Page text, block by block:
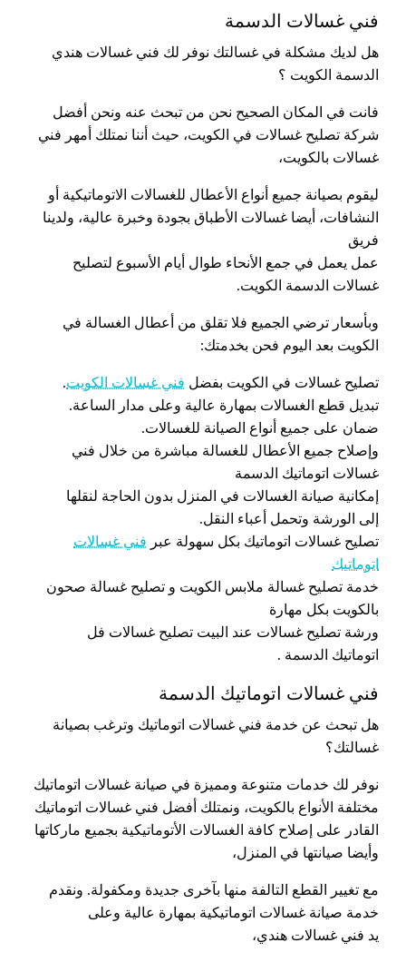
فني غسالات الدسمة
هل لديك مشكلة في غسالتك نوفر لك فني غسالات هندي
الدسمة الكويت ؟
فانت في المكان الصحيح نحن من تبحث عنه ونحن أفضل
شركة تصليح غسالات في الكويت، حيث أننا نمتلك أمهر فني
غسالات بالكويت،
ليقوم بصيانة جميع أنواع الأعطال للغسالات الاتوماتيكية أو
النشافات، أيضا غسالات الأطباق بجودة وخبرة عالية، ولدينا
فريق
عمل يعمل في جمع الأنحاء طوال أيام الأسبوع لتصليح
غسالات الدسمة الكويت.
وبأسعار ترضي الجميع فلا تقلق من أعطال الغسالة في
الكويت بعد اليوم فحن بخدمتك:
تصليح غسالات في الكويت بفضل فني غسالات الكويت.
تبديل قطع الغسالات بمهارة عالية وعلى مدار الساعة.
ضمان على جميع أنواع الصيانة للغسالات.
وإصلاح جميع الأعطال للغسالة مباشرة من خلال فني
غسالات اتوماتيك الدسمة
إمكانية صيانة الغسالات في المنزل بدون الحاجة لنقلها
إلى الورشة وتحمل أعباء النقل.
تصليح غسالات اتوماتيك بكل سهولة عبر فني غسالات
اتوماتيك
خدمة تصليح غسالة ملابس الكويت و تصليح غسالة صحون
بالكويت بكل مهارة
ورشة تصليح غسالات عند البيت تصليح غسالات فل
اتوماتيك الدسمة .
فني غسالات اتوماتيك الدسمة
هل تبحث عن خدمة فني غسالات اتوماتيك وترغب بصيانة
غسالتك؟
نوفر لك خدمات متنوعة ومميزة في صيانة غسالات اتوماتيك
مختلفة الأنواع بالكويت، ونمتلك أفضل فني غسالات اتوماتيك
القادر على إصلاح كافة الغسالات الأتوماتيكية بجميع ماركاتها
وأيضا صيانتها في المنزل،
مع تغيير القطع التالفة منها بآخرى جديدة ومكفولة. ونقدم
خدمة صيانة غسالات اتوماتيكية بمهارة عالية وعلى
يد فني غسالات هندي،